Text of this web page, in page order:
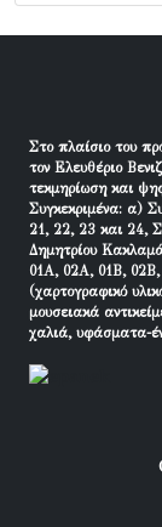
Στο πλαίσιο του
τον Ελευθέριο
τεκμηρίωση και
Συγκεκριμένα: α)
21, 22, 23 και 24,
Δημητρίου
01Α, 02Α, 01Β, 02Β,
(χαρτογραφικό
μουσειακά
χαλιά, υφάσματα-